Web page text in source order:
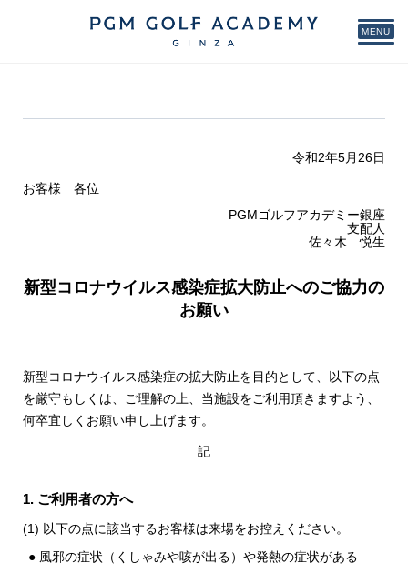
MENU
令和2年5月26日
お客様 各位
PGMゴルフアカデミー銀座
支配人
佐々木 悦生
新型コロナウイルス感染症拡大防止へのご協力の
お願い
新型コロナウイルス感染症の拡大防止を目的として、以下の点
を厳守もしくは、ご理解の上、当施設をご利用頂きますよう、
何卒宜しくお願い申し上げます。
記
1. ご利用者の方へ
(1) 以下の点に該当するお客様は来場をお控えください。
● 風邪の症状（くしゃみや咳が出る）や発熱の症状がある